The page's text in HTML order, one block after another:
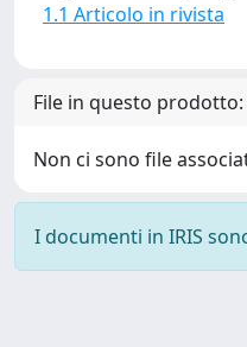
1.1 Articolo in rivista
File in questo prodotto:
Non ci sono file
I documenti in IRIS